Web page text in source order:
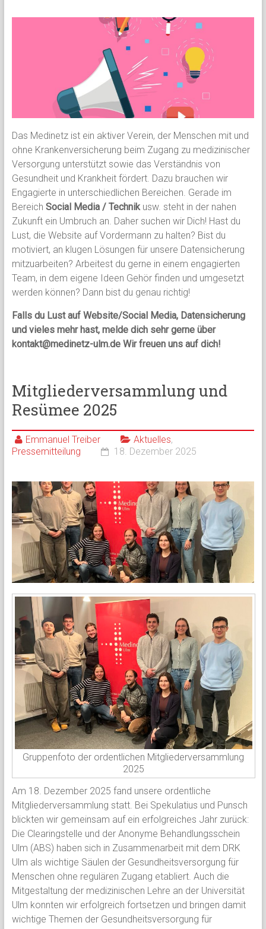
Das Medinetz ist ein aktiver Verein, der Menschen mit und
ohne Krankenversicherung beim Zugang zu medizinischer
Versorgung unterstützt sowie das Verständnis von
Gesundheit und Krankheit fördert. Dazu brauchen wir
Engagierte in unterschiedlichen Bereichen. Gerade im
Bereich Social Media / Technikusw. steht in der nahen
Zukunft ein Umbruch an. Daher suchen wir Dich! Hast du
Lust, die Website auf Vordermann zu halten? Bist du
motiviert, an klugen Lösungen für unsere Datensicherung
mitzuarbeiten? Arbeitest du gerne in einem engagierten
Team, in dem eigene Ideen Gehör finden und umgesetzt
werden können? Dann bist du genau richtig!
Falls du Lust auf Website/Social Media, Datensicherung
und vieles mehr hast, melde dich sehr gerne über
kontakt@medinetz-ulm.de Wir freuen uns auf dich!
Mitgliederversammlung und
Resümee 2025
Emmanuel Treiber Aktuelles,
Pressemitteilung
18. Dezember 2025
Gruppenfoto der ordentlichen Mitgliederversammlung
2025
Am 18. Dezember 2025 fand unsere ordentliche
Mitgliederversammlung statt. Bei Spekulatius und Punsch
blickten wir gemeinsam auf ein erfolgreiches Jahr zurück:
Die Clearingstelle und der Anonyme Behandlungsschein
Ulm (ABS) haben sich in Zusammenarbeit mit dem DRK
Ulm als wichtige Säulen der Gesundheitsversorgung für
Menschen ohne regulären Zugang etabliert. Auch die
Mitgestaltung der medizinischen Lehre an der Universität
Ulm konnten wir erfolgreich fortsetzen und bringen damit
wichtige Themen der Gesundheitsversorgung für